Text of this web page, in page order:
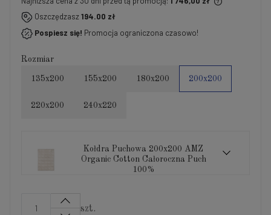
Jeżeli produkt jest sprzedawany krócej niż 30 dni,
wyświetlana jest najniższa cena od momentu, kiedy
produkt pojawił się w sprzedaży.
Oszczędzasz194.00 zł
Pospiesz się! Promocja ograniczona czasowo!
Rozmiar
135x200 155x200 180x200 200x200
220x200 240x220
Kołdra Puchowa 200x200 AMZ
Organic Cotton Całoroczna Puch
100%
szt.